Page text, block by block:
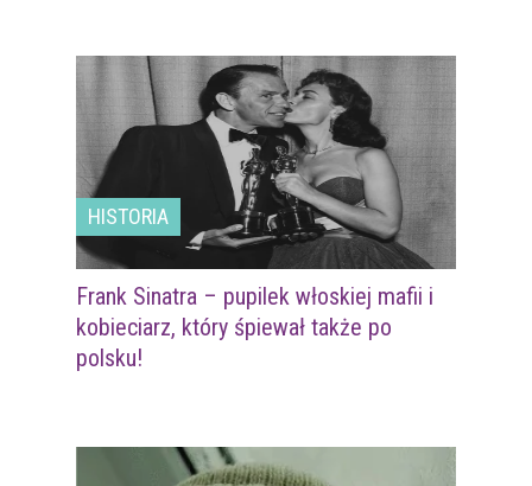
HISTORIA
Frank Sinatra – pupilek włoskiej mafii i
kobieciarz, który śpiewał także po
polsku!